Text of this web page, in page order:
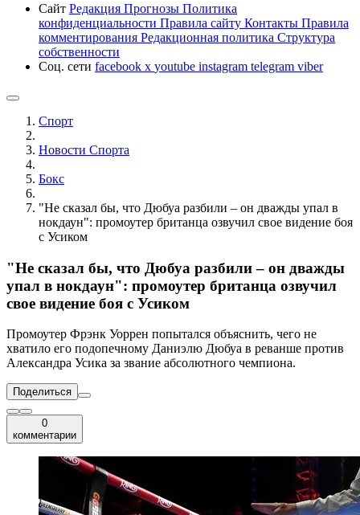
Сайт Редакция Прогнозы Политика
конфиденциальности Правила сайту Контакты Правила
комментирования Редакционная политика Структура
собственности
Соц. сети facebook x youtube instagram telegram viber
Спорт
Новости Cпорта
Бокс
"Не сказал бы, что Дюбуа разбили – он дважды упал в
нокдаун": промоутер британца озвучил свое видение боя
с Усиком
"Не сказал бы, что Дюбуа разбили – он дважды
упал в нокдаун": промоутер британца озвучил
свое видение боя с Усиком
Промоутер Фрэнк Уоррен попытался объяснить, чего не
хватило его подопечному Даниэлю Дюбуа в реванше против
Александра Усика за звание абсолютного чемпиона.
Поделиться
0
комментарии